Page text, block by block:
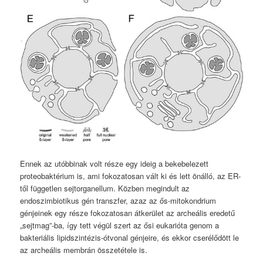
Ennek az utóbbinak volt része egy ideig a bekebelezett
proteobaktérium is, ami fokozatosan vált ki és lett önálló, az ER-
től független sejtorganellum. Közben megindult az
endoszimbiotikus gén transzfer, azaz az ős-mitokondrium
génjeinek egy része fokozatosan átkerület az archeális eredetű
„sejtmag”-ba, így tett végül szert az ősi eukarióta genom a
bakteriális lipidszintézis-ótvonal génjeire, és ekkor cserélődött le
az archeális membrán összetétele is.